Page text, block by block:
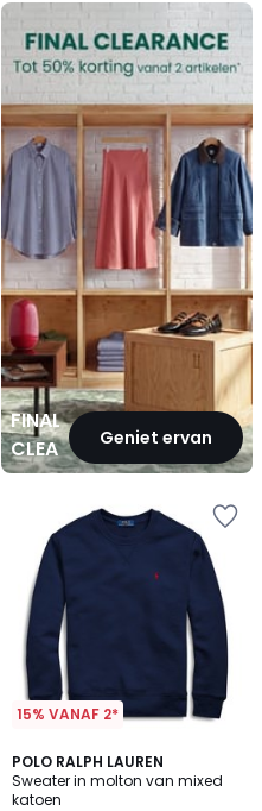
FINAL
CLEARANCEGeniet ervan
FINAL
CLEARANCE
15% VANAF 2*
POLO RALPH LAUREN
Sweater in molton van mixed
katoen
4
/
5
3
Kleuren